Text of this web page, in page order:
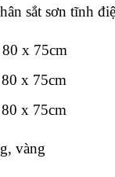
sắt sơn tĩnh
x 75cm
x 75cm
x 75cm
vàng